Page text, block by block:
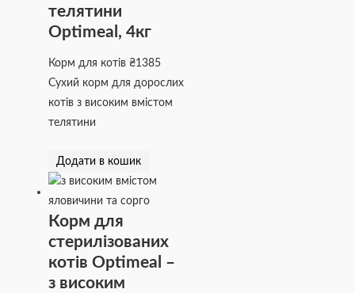
телятини
Optimeal, 4кг
Корм для котів₴1385
Сухий корм для дорослих
котів з високим вмістом
телятини
Додати в кошик
Корм для
стерилізованих
котів Optimeal –
з високим